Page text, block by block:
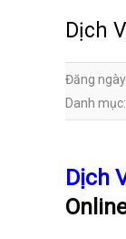
Dịch
Đăng
Danh mục:
Dịch